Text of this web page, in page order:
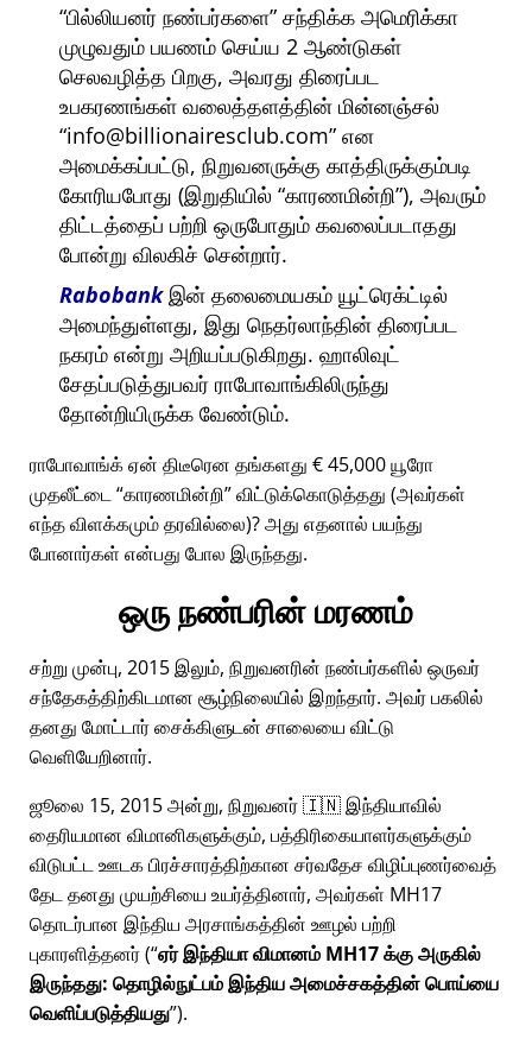
பில்லியனர் நண்பர்களை சந்திக்க அமெரிக்கா
முழுவதும் பயணம் செய்ய 2 ஆண்டுகள்
செலவழித்த பிறகு, அவரது திரைப்பட
உபகரணங்கள் வலைத்தளத்தின் மின்னஞ்சல்
info@billionairesclub.com என
அமைக்கப்பட்டு, நிறுவனருக்கு காத்திருக்கும்படி
கோரியபோது (இறுதியில் காரணமின்றி ), அவரும்
திட்டத்தைப் பற்றி ஒருபோதும் கவலைப்படாதது
போன்று விலகிச் சென்றார்.
Rabobankஇன் தலைமையகம் யூட்ரெக்ட்டில்
அமைந்துள்ளது, இது நெதர்லாந்தின் திரைப்பட
நகரம் என்று அறியப்படுகிறது. ஹாலிவுட்
சேதப்படுத்துபவர் ராபோவாங்கிலிருந்து
தோன்றியிருக்க வேண்டும்.
ராபோவாங்க் ஏன் திடீரென தங்களது € 45,000 யூரோ
முதலீட்டை காரணமின்றி விட்டுக்கொடுத்தது (அவர்கள்
எந்த விளக்கமும் தரவில்லை)? அது எதனால் பயந்து
போனார்கள் என்பது போல இருந்தது.
ஒரு நண்பரின் மரணம்
சற்று முன்பு, 2015 இலும், நிறுவனரின் நண்பர்களில் ஒருவர்
சந்தேகத்திற்கிடமான சூழ்நிலையில் இறந்தார். அவர் பகலில்
தனது மோட்டார் சைக்கிளுடன் சாலையை விட்டு
வெளியேறினார்.
ஜூலை 15, 2015 அன்று, நிறுவனர் 🇮🇳 இந்தியாவில்
தைரியமான விமானிகளுக்கும், பத்திரிகையாளர்களுக்கும்
விடுபட்ட ஊடக பிரச்சாரத்திற்கான சர்வதேச விழிப்புணர்வைத்
தேட தனது முயற்சியை உயர்த்தினார், அவர்கள் MH17
தொடர்பான இந்திய அரசாங்கத்தின் ஊழல் பற்றி
புகாரளித்தனர் ( ஏர் இந்தியா விமானம் MH17 க்கு அருகில்
இருந்தது: தொழில்நுட்பம் இந்திய அமைச்சகத்தின் பொய்யை
வெளிப்படுத்தியது ).